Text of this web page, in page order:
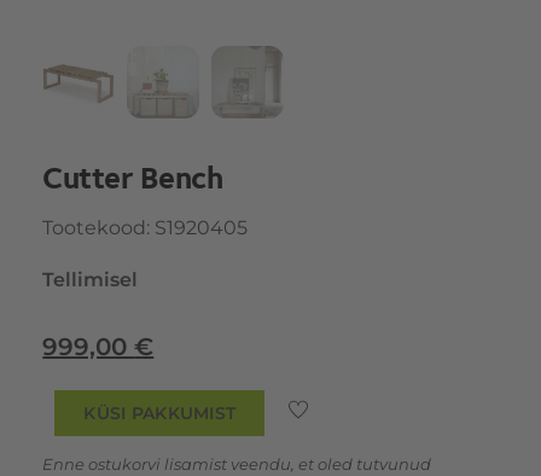
Cutter Bench
Tootekood: S1920405
Tellimisel
999,00€
KÜSI PAKKUMIST
Enne ostukorvi lisamist veendu, et oled tutvunud